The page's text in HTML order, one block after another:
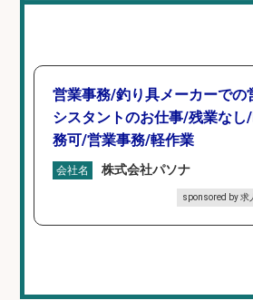
営業事務/釣り具メーカーでの
シスタントのお仕事/残業なし
務可/営業事務/軽作業
会社名 株式会社パソナ
sponsored by 求